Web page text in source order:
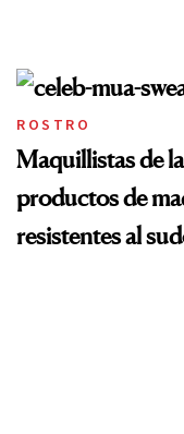
ROSTRO
Maquillistas de
productos de
resistentes al